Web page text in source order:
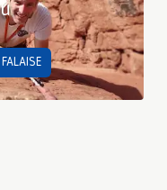
FALAISE